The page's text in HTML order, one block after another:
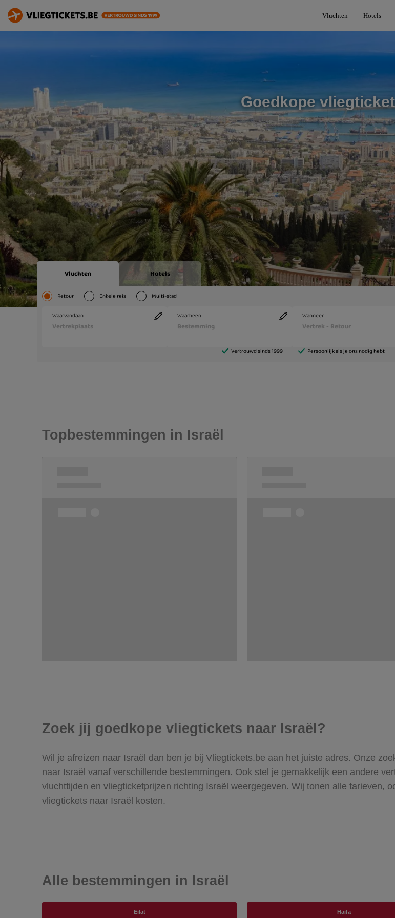
Vluchten Hotels
Goedkope
Topbestemmingen in Israël
Zoek jij goedkope vliegtickets naar Israël?
Wil je afreizen naar Israël dan ben je bij Vliegtickets.be aan het juiste adres. Onze
naar Israël vanaf verschillende bestemmingen. Ook stel je gemakkelijk een andere
vluchttijden en vliegticketprijzen richting Israël weergegeven. Wij tonen alle tarieven,
vliegtickets naar Israël kosten.
Alle bestemmingen in Israël
Eilat Haifa